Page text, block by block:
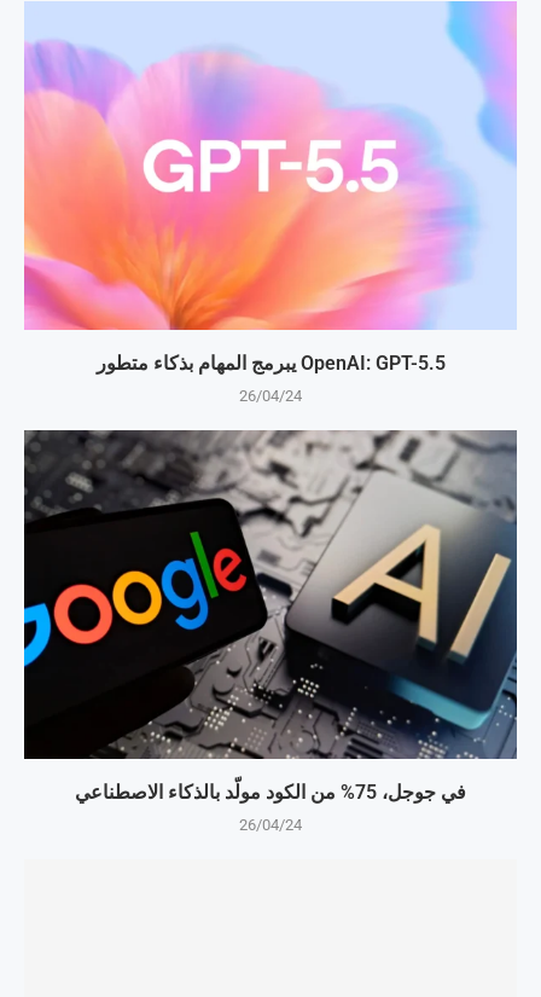
OpenAI: GPT-5.5 يبرمج المهام بذكاء متطور
26/04/24
في جوجل، 75% من الكود مولّد بالذكاء الاصطناعي
26/04/24